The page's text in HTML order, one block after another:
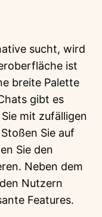
sucht, wird
ist
breite Palette
gibt es
mit zufälligen
Sie auf
Sie den
Neben dem
Nutzern
Features.